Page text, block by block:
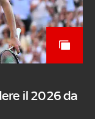
il 2026 da